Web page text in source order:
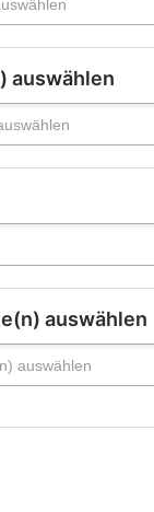
auswählen
auswählen